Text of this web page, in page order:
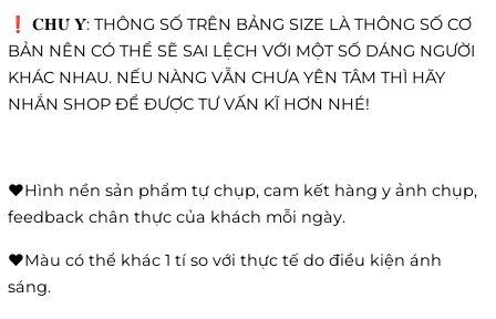
❗️ 𝐂𝐇𝐔́ 𝐘́: THÔNG SỐ TRÊN BẢNG SIZE LÀ THÔNG SỐ CƠ
BẢN NÊN CÓ THỂ SẼ SAI LỆCH VỚI MỘT SỐ DÁNG NGƯỜI
KHÁC NHAU. NẾU NÀNG VẪN CHƯA YÊN TÂM THÌ HÃY
NHẮN SHOP ĐỂ ĐƯỢC TƯ VẤN KĨ HƠN NHÉ!
❤️Hình nền sản phẩm tự chụp, cam kết hàng y ảnh chụp,
feedback chân thực của khách mỗi ngày.
❤️Màu có thể khác 1 tí so với thực tế do điều kiện ánh
sáng.